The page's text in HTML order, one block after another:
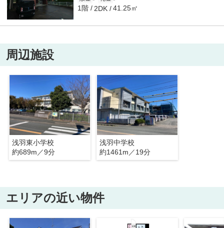
1階 2DK 41.25㎡
周辺施設
浅羽東小学校
約689m／9分
浅羽中学校
約1461m／19分
エリアの近い物件